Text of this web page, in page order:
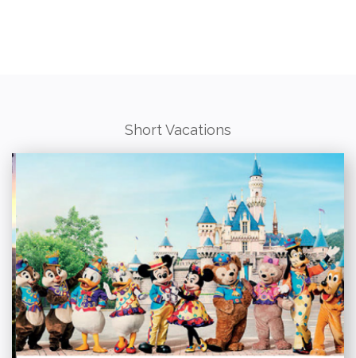
Short Vacations